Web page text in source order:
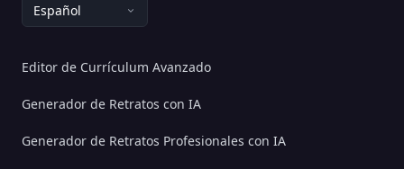
Español
Editor de Currículum Avanzado
Generador de Retratos con IA
Generador de Retratos Profesionales con IA